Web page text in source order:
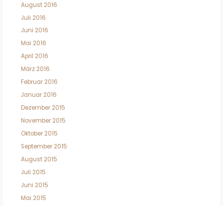
August 2016
Juli 2016
Juni 2016
Mai 2016
April 2016
März 2016
Februar 2016
Januar 2016
Dezember 2015
November 2015
Oktober 2015
September 2015
August 2015
Juli 2015
Juni 2015
Mai 2015